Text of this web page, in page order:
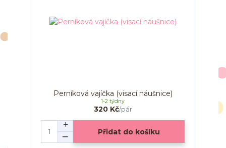
Perníková vajíčka (visací náušnice)
320 Kč/pár
1-2 týdny
Přidat do košíku